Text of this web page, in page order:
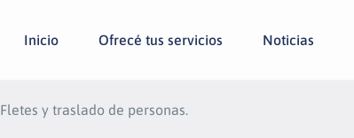
Inicio Ofrecé tus servicios Noticias
Fletes y traslado de personas.